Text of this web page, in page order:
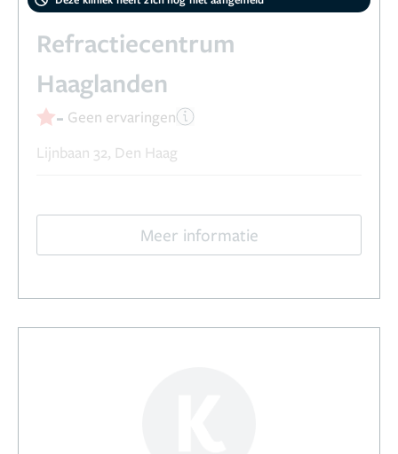
Refractiecentrum
Haaglanden
- Geen ervaringen
Lijnbaan 32, Den Haag
Meer informatie